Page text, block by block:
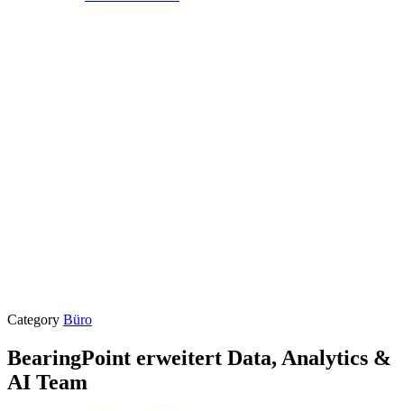
Category Büro
BearingPoint erweitert Data, Analytics &
AI Team